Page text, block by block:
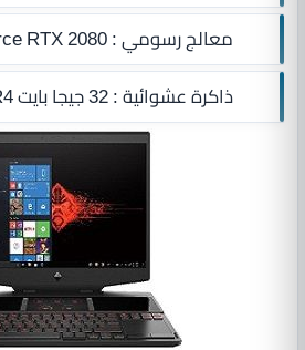
معالج رسومي :RTX 2080 .
ذاكرة عشوائية :32 جيجا بايت DDR4‏